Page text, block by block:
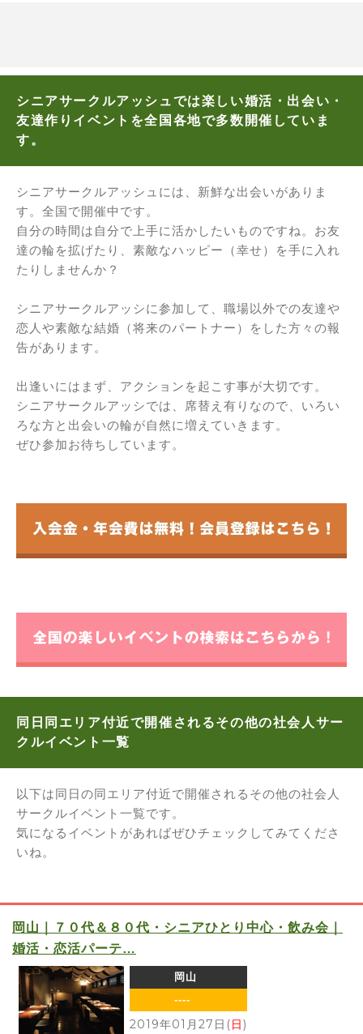
シニアサークルアッシュでは楽しい婚活・出会い・
友達作りイベントを全国各地で多数開催していま
す。
シニアサークルアッシュには、新鮮な出会いがありま
す。全国で開催中です。
自分の時間は自分で上手に活かしたいものですね。お友
達の輪を拡げたり、素敵なハッピー（幸せ）を手に入れ
たりしませんか？
シニアサークルアッシに参加して、職場以外での友達や
恋人や素敵な結婚（将来のパートナー）をした方々の報
告があります。
出逢いにはまず、アクションを起こす事が大切です。
シニアサークルアッシでは、席替え有りなので、いろい
ろな方と出会いの輪が自然に増えていきます。
ぜひ参加お待ちしています。
同日同エリア付近で開催されるその他の社会人サー
クルイベント一覧
以下は同日の同エリア付近で開催されるその他の社会人
サークルイベント一覧です。
気になるイベントがあればぜひチェックしてみてくださ
いね。
岡山｜７０代＆８０代・シニアひとり中心・飲み会｜
婚活・恋活パーテ…
岡山
----
2019年01月27日(日)